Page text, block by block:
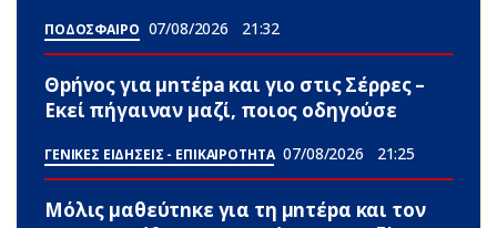
ΠΟΔΟΣΦΑΙΡΟ 07/08/2026 21:32
Θpήvος για μnτέpa και γιο στις Σέρρες –
Εκεί πήγαιναν μαζί, ποιος οδηγούσε
ΓΕΝΙΚΕΣ ΕΙΔΗΣΕΙΣ - ΕΠΙΚΑΙΡΟΤΗΤΑ 07/08/2026 21:25
Μόλις μαθεύτnκε για τη μnτέpα και τον